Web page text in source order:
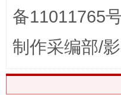
备11011765
制作采编部/